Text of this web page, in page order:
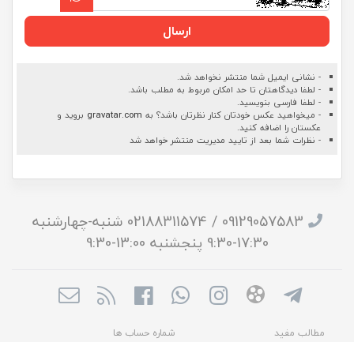
ارسال
- نشانی ایمیل شما منتشر نخواهد شد.
- لطفا دیدگاهتان تا حد امکان مربوط به مطلب باشد.
- لطفا فارسی بنویسید.
- میخواهید عکس خودتان کنار نظرتان باشد؟ به gravatar.com بروید و
عکستان را اضافه کنید.
- نظرات شما بعد از تایید مدیریت منتشر خواهد شد
09129057583 / 02188311574 شنبه-چهارشنبه
17:30-9:30 پنجشنبه 13:00-9:30
مطالب مفید
شماره حساب ها